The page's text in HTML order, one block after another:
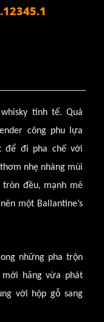
tinh tế. Quá
công phu lựa
để đi pha chế với
nhẹ nhàng mùi
đều, mạnh mẽ
một Ballantine’s
những pha trộn
hãng vừa phát
với hộp gỗ sang